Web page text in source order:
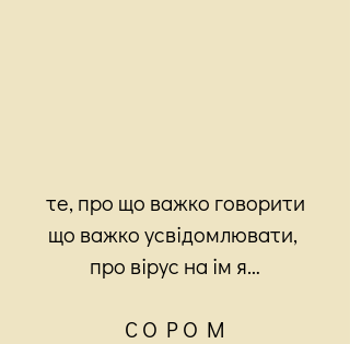
те, про що важко говорити
що важко усвідомлювати,
про вірус на ім я…
С О Р О М